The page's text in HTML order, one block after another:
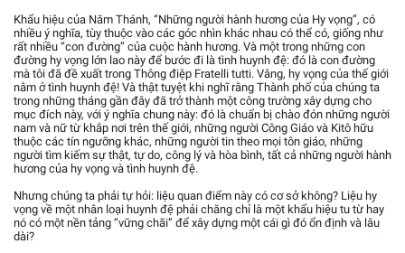
Khẩu hiệu của Năm Thánh, “Những người hành hương của Hy vọng”, có
nhiều ý nghĩa, tùy thuộc vào các góc nhìn khác nhau có thể có, giống như
rất nhiều “con đường” của cuộc hành hương. Và một trong những con
đường hy vọng lớn lao này để bước đi là tình huynh đệ: đó là con đường
mà tôi đã đề xuất trong Thông điệp Fratelli tutti. Vâng, hy vọng của thế giới
nằm ở tình huynh đệ! Và thật tuyệt khi nghĩ rằng Thành phố của chúng ta
trong những tháng gần đây đã trở thành một công trường xây dựng cho
mục đích này, với ý nghĩa chung này: đó là chuẩn bị chào đón những người
nam và nữ từ khắp nơi trên thế giới, những người Công Giáo và Kitô hữu
thuộc các tín ngưỡng khác, những người tin theo mọi tôn giáo, những
người tìm kiếm sự thật, tự do, công lý và hòa bình, tất cả những người hành
hương của hy vọng và tình huynh đệ.
Nhưng chúng ta phải tự hỏi: liệu quan điểm này có cơ sở không? Liệu hy
vọng về một nhân loại huynh đệ phải chăng chỉ là một khẩu hiệu tu từ hay
nó có một nền tảng “vững chãi” để xây dựng một cái gì đó ổn định và lâu
dài?